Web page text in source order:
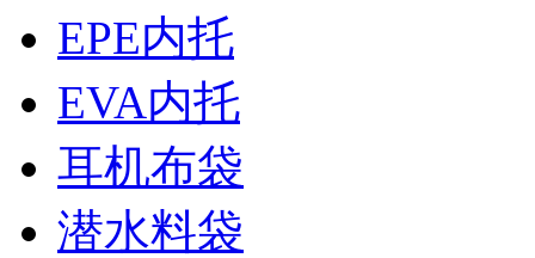
EPE内托
EVA内托
耳机布袋
潜水料袋